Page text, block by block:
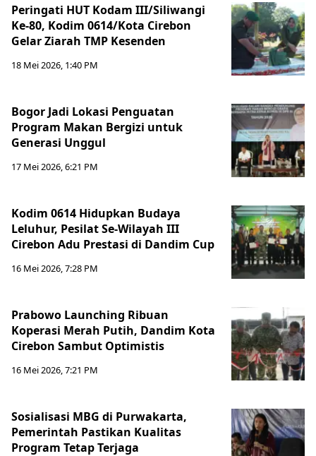
Peringati HUT Kodam III/Siliwangi
Ke-80, Kodim 0614/Kota Cirebon
Gelar Ziarah TMP Kesenden
18 Mei 2026, 1:40 PM
Bogor Jadi Lokasi Penguatan
Program Makan Bergizi untuk
Generasi Unggul
17 Mei 2026, 6:21 PM
Kodim 0614 Hidupkan Budaya
Leluhur, Pesilat Se-Wilayah III
Cirebon Adu Prestasi di Dandim Cup
16 Mei 2026, 7:28 PM
Prabowo Launching Ribuan
Koperasi Merah Putih, Dandim Kota
Cirebon Sambut Optimistis
16 Mei 2026, 7:21 PM
Sosialisasi MBG di Purwakarta,
Pemerintah Pastikan Kualitas
Program Tetap Terjaga